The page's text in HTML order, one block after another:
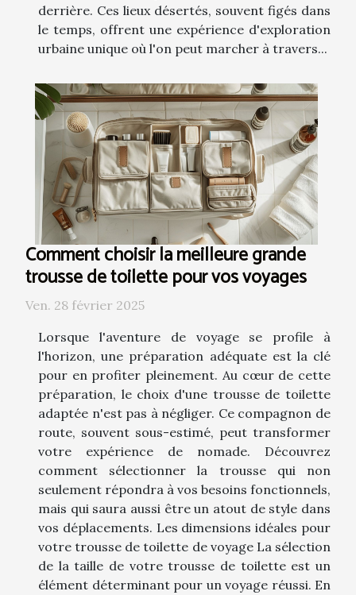
derrière. Ces lieux désertés, souvent figés dans
le temps, offrent une expérience d'exploration
urbaine unique où l'on peut marcher à travers...
Comment choisir la meilleure grande
trousse de toilette pour vos voyages
Ven. 28 février 2025
Lorsque l'aventure de voyage se profile à
l'horizon, une préparation adéquate est la clé
pour en profiter pleinement. Au cœur de cette
préparation, le choix d'une trousse de toilette
adaptée n'est pas à négliger. Ce compagnon de
route, souvent sous-estimé, peut transformer
votre expérience de nomade. Découvrez
comment sélectionner la trousse qui non
seulement répondra à vos besoins fonctionnels,
mais qui saura aussi être un atout de style dans
vos déplacements. Les dimensions idéales pour
votre trousse de toilette de voyage La sélection
de la taille de votre trousse de toilette est un
élément déterminant pour un voyage réussi. En